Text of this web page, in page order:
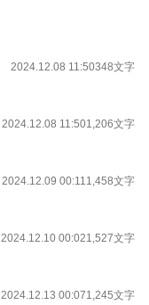
2024.12.08 11:50348文字
2024.12.08 11:501,206文字
2024.12.09 00:111,458文字
2024.12.10 00:021,527文字
2024.12.13 00:071,245文字